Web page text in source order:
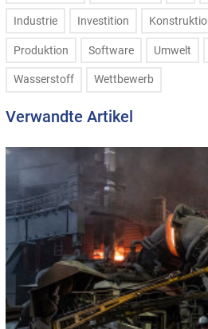
Industrie Investition
Produktion Software Umwelt
Wasserstoff Wettbewerb
Verwandte Artikel